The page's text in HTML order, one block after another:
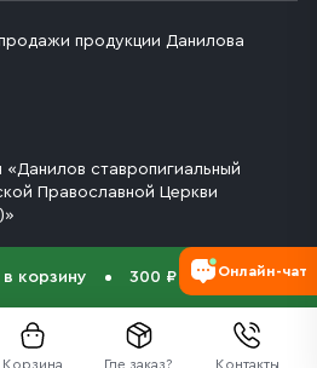
Корзина Где заказ? Контакты
корзину 300 ₽
продукции Данилова
«Данилов ставропигиальный
Православной Церкви
Онлайн-чат